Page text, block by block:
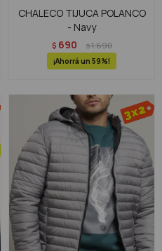
CHALECO TIJUCA POLANCO
- Navy
$ 690 $1.690
59